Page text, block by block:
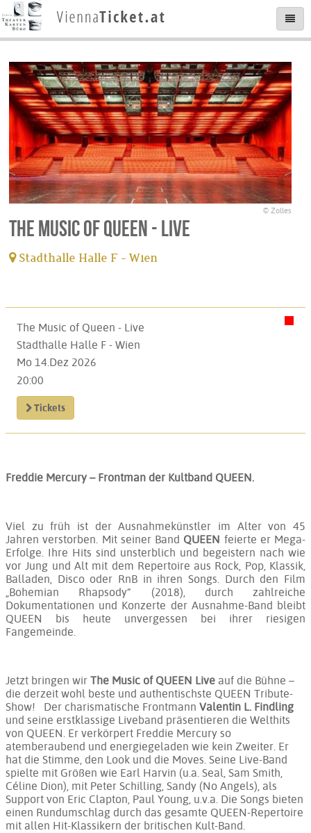
© Zolles
The Music of Queen - Live
Stadthalle Halle F - Wien
The Music of Queen - Live
Stadthalle Halle F - Wien
Mo 14.Dez 2026
20:00
Tickets
Freddie Mercury – Frontman der Kultband QUEEN.
Viel zu früh ist der Ausnahmekünstler im Alter von 45
Jahren verstorben. Mit seiner Band QUEEN feierte er Mega-
Erfolge. Ihre Hits sind unsterblich und begeistern nach wie
vor Jung und Alt mit dem Repertoire aus Rock, Pop, Klassik,
Balladen, Disco oder RnB in ihren Songs. Durch den Film
„Bohemian Rhapsody“ (2018), durch zahlreiche
Dokumentationen und Konzerte der Ausnahme-Band bleibt
QUEEN bis heute unvergessen bei ihrer riesigen
Fangemeinde.
Jetzt bringen wir The Music of QUEEN Live auf die Bühne –
die derzeit wohl beste und authentischste QUEEN Tribute-
Show! Der charismatische Frontmann Valentin L. Findling
und seine erstklassige Liveband präsentieren die Welthits
von QUEEN. Er verkörpert Freddie Mercury so
atemberaubend und energiegeladen wie kein Zweiter. Er
hat die Stimme, den Look und die Moves. Seine Live-Band
spielte mit Größen wie Earl Harvin (u.a. Seal, Sam Smith,
Céline Dion), mit Peter Schilling, Sandy (No Angels), als
Support von Eric Clapton, Paul Young, u.v.a. Die Songs bieten
einen Rundumschlag durch das gesamte QUEEN-Repertoire
mit allen Hit-Klassikern der britischen Kult-Band.